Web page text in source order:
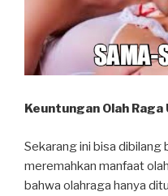
Keuntungan Olah
Sekarang ini bisa dibilang
meremahkan manfaat
bahwa olahraga hanya